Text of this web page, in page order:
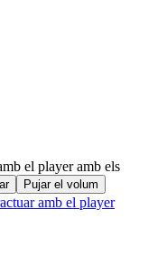
el player amb els
Pujar el volum
amb el player